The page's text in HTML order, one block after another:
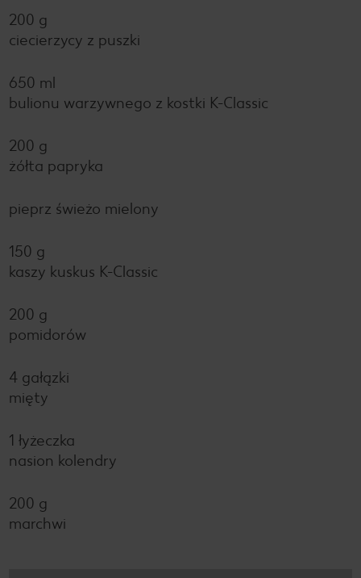
200 g
ciecierzycy z puszki
650 ml
bulionu warzywnego z kostki K-Classic
200 g
żółta papryka
pieprz świeżo mielony
150 g
kaszy kuskus K-Classic
200 g
pomidorów
4 gałązki
mięty
1 łyżeczka
nasion kolendry
200 g
marchwi